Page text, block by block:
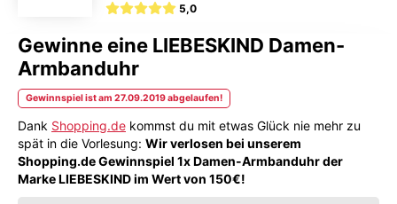
5,0
Gewinne eine LIEBESKIND Damen-
Armbanduhr
Gewinnspiel ist am 27.09.2019 abgelaufen!
Dank Shopping.de kommst du mit etwas Glück nie mehr zu
spät in die Vorlesung: Wir verlosen bei unserem
Shopping.de Gewinnspiel 1x Damen-Armbanduhr der
Marke LIEBESKIND im Wert von 150€!